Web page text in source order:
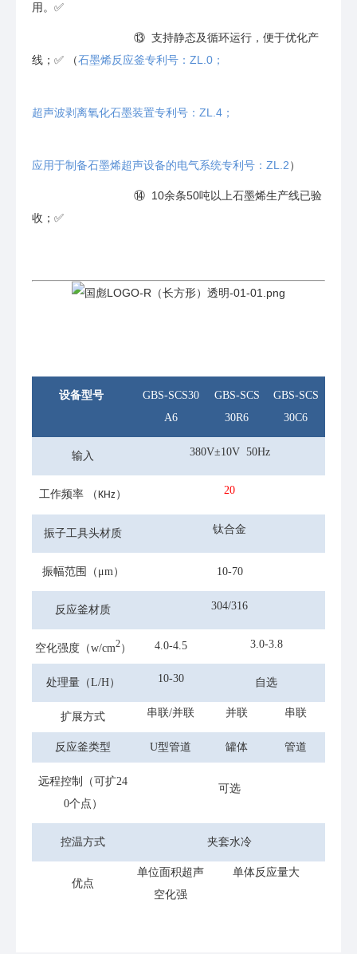
用。✅
⑬ 支持静态及循环运行，便于优化产
线；✅ （石墨烯反应釜专利号：ZL.0；
超声波剥离氧化石墨装置专利号：ZL.4；
应用于制备石墨烯超声设备的电气系统专利号：ZL.2）
⑭ 10余条50吨以上石墨烯生产线已验
收；✅
设备型号
GBS-SCS30
A6
GBS-SCS
30R6
GBS-SCS
30C6
输入 380V±10V 50Hz
工作频率 （KHz） 20
振子工具头材质 钛合金
振幅范围（μm） 10-70
反应釜材质 304/316
空化强度（w/cm2） 4.0-4.5 3.0-3.8
处理量（L/H） 10-30 自选
扩展方式 串联/并联 并联 串联
反应釜类型 U型管道 罐体 管道
远程控制（可扩24
0个点）
可选
控温方式 夹套水冷
优点
单位面积超声
空化强
单体反应量大